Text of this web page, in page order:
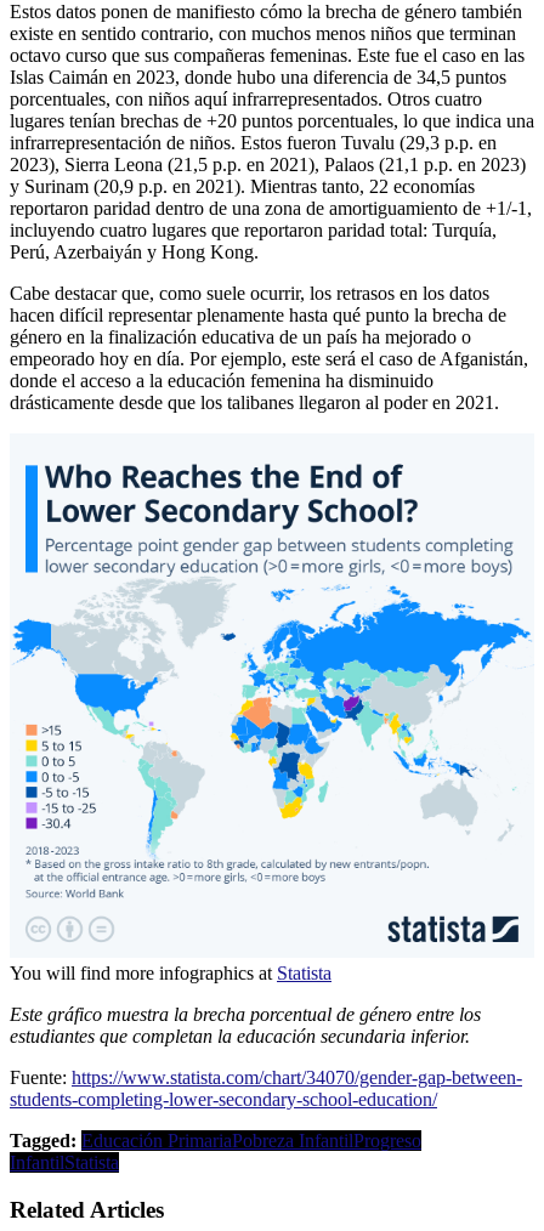
Estos datos ponen de manifiesto cómo la brecha de género también
existe en sentido contrario, con muchos menos niños que terminan
octavo curso que sus compañeras femeninas. Este fue el caso en las
Islas Caimán en 2023, donde hubo una diferencia de 34,5 puntos
porcentuales, con niños aquí infrarrepresentados. Otros cuatro
lugares tenían brechas de +20 puntos porcentuales, lo que indica una
infrarrepresentación de niños. Estos fueron Tuvalu (29,3 p.p. en
2023), Sierra Leona (21,5 p.p. en 2021), Palaos (21,1 p.p. en 2023)
y Surinam (20,9 p.p. en 2021). Mientras tanto, 22 economías
reportaron paridad dentro de una zona de amortiguamiento de +1/-1,
incluyendo cuatro lugares que reportaron paridad total: Turquía,
Perú, Azerbaiyán y Hong Kong.
Cabe destacar que, como suele ocurrir, los retrasos en los datos
hacen difícil representar plenamente hasta qué punto la brecha de
género en la finalización educativa de un país ha mejorado o
empeorado hoy en día. Por ejemplo, este será el caso de Afganistán,
donde el acceso a la educación femenina ha disminuido
drásticamente desde que los talibanes llegaron al poder en 2021.
You will find more infographics at Statista
Este gráfico muestra la brecha porcentual de género entre los
estudiantes que completan la educación secundaria inferior.
Fuente: https://www.statista.com/chart/34070/gender-gap-between-
students-completing-lower-secondary-school-education/
Tagged: Educación PrimariaPobreza InfantilProgreso
InfantilStatista
Related Articles